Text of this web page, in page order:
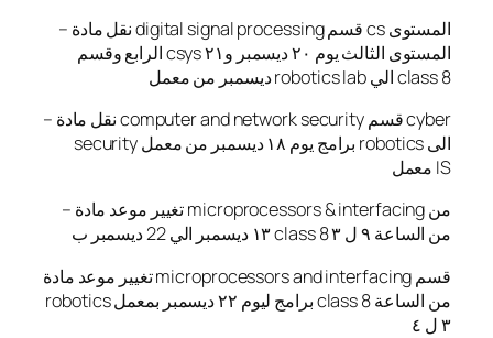
– نقل مادة digital signal processing قسم cs المستوى
الرابع وقسم csys المستوى الثالث يوم ٢٠ ديسمبر و٢١
ديسمبر من معمل robotics lab الي class 8
– نقل مادة computer and network security قسم cyber
security برامج يوم ١٨ ديسمبر من معمل robotics الى
معمل IS
– تغيير موعد مادة microprocessors & interfacing من
١٣ ديسمبر الي 22 ديسمبر ب class 8 من الساعة ٩ ل ٣
تغيير موعد مادة microprocessors and interfacing قسم
robotics برامج ليوم ٢٢ ديسمبر بمعمل class 8 من الساعة
٣ ل ٤